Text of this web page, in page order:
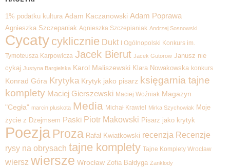
1% podatku kultura Adam Kaczanowski Adam Poprawa
Agnieszka Szczepaniak Agnieszka Szczepianiak Andrzej Sosnowski
Cycaty cyklicznie Dukt I Ogólnopolski Konkurs im.
Tymoteusza Karpowicza Jacek Bierut Jacek Gutorow Janusz nie
cykaj Justyna Bargielska Karol Maliszewski Klara Nowakowska konkurs
Konrad Góra Krytyka Krytyk jako pisarz księgarnia tajne
komplety Maciej Gierszewski Maciej Woźniak Magazyn
"Cegła" marcin pluskota Media Michał Krawiel Mirka Szychowiak Moje
życie z Dżejmsem Paski Piotr Makowski Pisarz jako krytyk
Poezja Proza Rafał Kwiatkowski recenzja Recenzje
rysy na obrysach tajne komplety Tajne Komplety Wrocław
wiersz wiersze Wrocław Zofia Bałdyga Żanklody